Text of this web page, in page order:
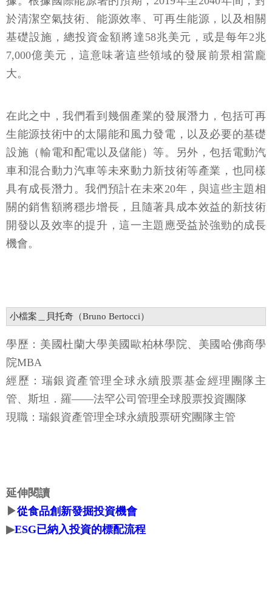
於清潔空氣技術、能源效率、可再生能源，以及相關
基礎設施，總投資金額將達58兆美元，或是每年2兆
7,000億美元，這意味著這些領域的發展前景相當龐
大。
在此之中，我們看到幾個產業的發展潛力，包括可再
生能源技術中的太陽能和風力發電，以及必要的基礎
設施（輸電和配電以及儲能）等。另外，包括電動汽
車和混合動力汽車等未來動力新技術等產業，也同樣
具有成長潛力。我們預計在未來20年，與這些主題相
關的銷售額將穩步增長，且隨著具成本效益的新技術
開發以及效率的提升，這一主題應受益於強勁的成長
機會。
小檔案＿貝托奇（Bruno Bertocci）
學歷：美國杜蘭大學美國歐柏林學院、美國哈佛商學
院MBA
經歷：瑞銀資產管理全球永續股票基金經理團隊主
管、斯坦．羅——法罕公司管理全球股票投資團隊
現職：瑞銀資產管理全球永續股票研究團隊主管
延伸閱讀
▶從食品創新發掘投資機會
▶ESG已納入投資的標配流程